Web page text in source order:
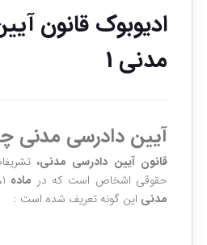
ادیوبوک قانون
مدنی 1
آیین دادرسی
قانون آیین دادرسی مدنی،
حقوقی اشخاص است که در ماده
مدنی این گونه تعریف شده است :